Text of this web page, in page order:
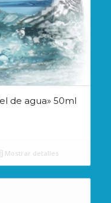
de agua» 50ml
Mostrar detalles